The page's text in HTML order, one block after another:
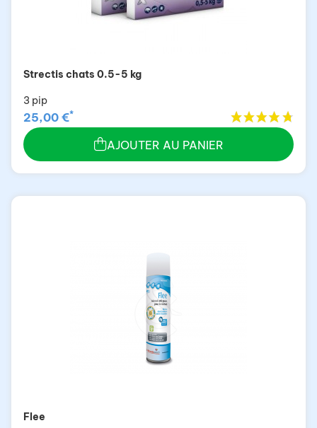
Strectis chats 0.5-5 kg
3 pip
25,00 €*
AJOUTER AU PANIER
Flee